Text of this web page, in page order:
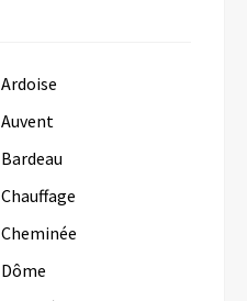
Ardoise
Auvent
Bardeau
Chauffage
Cheminée
Dôme